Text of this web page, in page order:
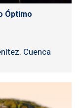
Óptimo
Cuenca